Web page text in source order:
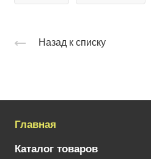
Назад к списку
Главная
Каталог товаров